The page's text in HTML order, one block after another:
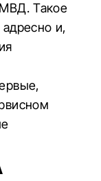
Такое
и,